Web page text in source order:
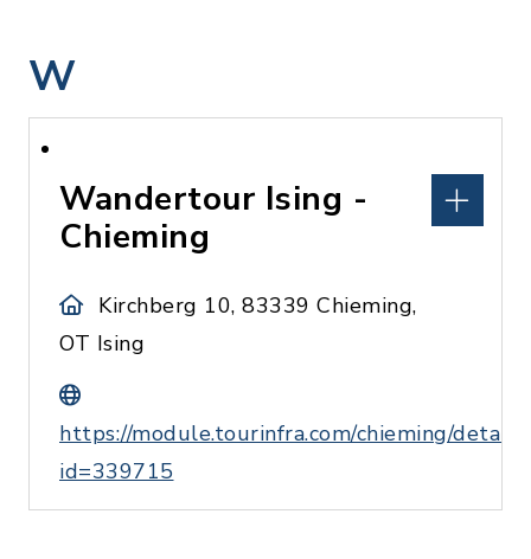
W
Wandertour Ising -
Chieming
Kirchberg 10, 83339 Chieming,
OT Ising
https://module.tourinfra.com/chieming/
id=339715